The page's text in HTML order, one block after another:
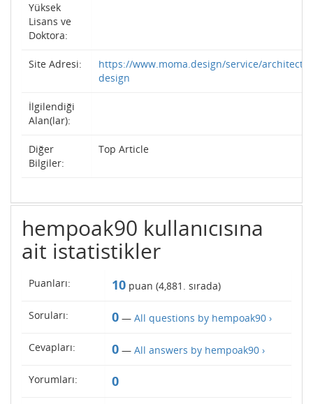
Yüksek
Lisans ve
Doktora:
Site Adresi:
https://www.moma.design/service/
design
İlgilendiği
Alan(lar):
Diğer
Bilgiler:
Top Article
hempoak90 kullanıcısına
ait istatistikler
Puanları: 10 puan (4,881 . sırada)
Soruları: 0 — All questions by hempoak90 ›
Cevapları: 0 — All answers by hempoak90 ›
Yorumları: 0